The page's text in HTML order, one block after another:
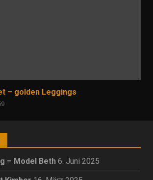
– golden Leggings
– Model Beth 6. Juni 2025